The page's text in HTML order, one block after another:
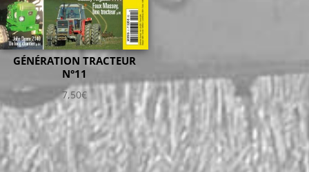
GÉNÉRATION TRACTEUR
N°11
7,50€